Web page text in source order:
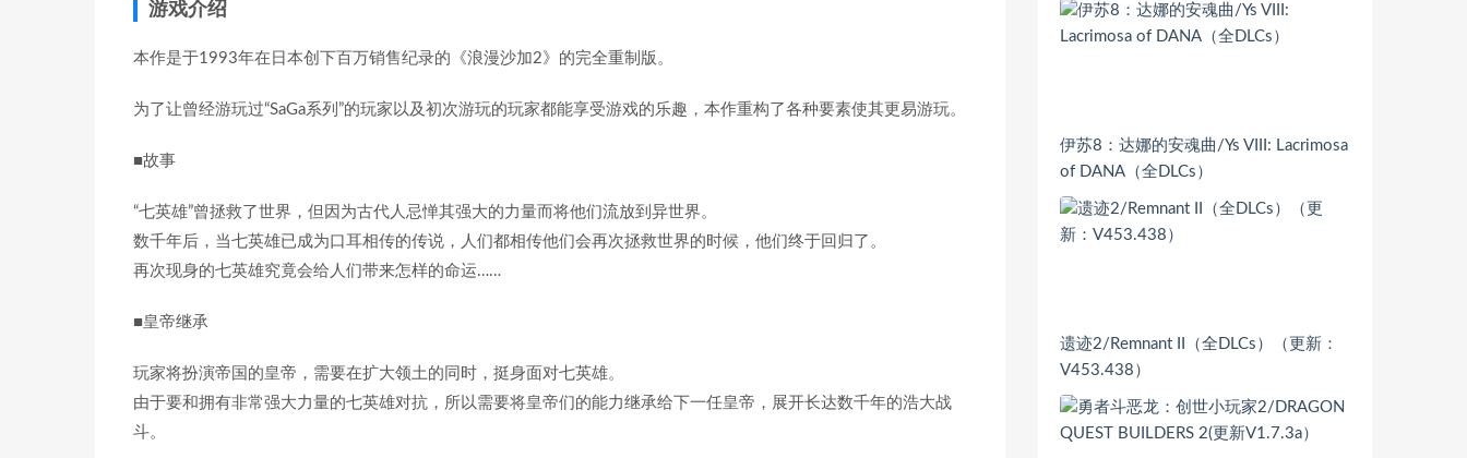
游戏介绍
本作是于1993年在日本创下百万销售纪录的《浪漫沙加2》的完全重制版。
为了让曾经游玩过“SaGa系列”的玩家以及初次游玩的玩家都能享受游戏的乐趣，本作重构了各种要素使其更易游玩。
■故事
“七英雄”曾拯救了世界，但因为古代人忌惮其强大的力量而将他们流放到异世界。
数千年后，当七英雄已成为口耳相传的传说，人们都相传他们会再次拯救世界的时候，他们终于回归了。
再次现身的七英雄究竟会给人们带来怎样的命运……
■皇帝继承
玩家将扮演帝国的皇帝，需要在扩大领土的同时，挺身面对七英雄。
由于要和拥有非常强大力量的七英雄对抗，所以需要将皇帝们的能力继承给下一任皇帝，展开长达数千年的浩大战
斗。
伊苏8：达娜的安魂曲/Ys VIII: Lacrimosa
of DANA（全DLCs）
遗迹2/Remnant II（全DLCs）（更新：
V453.438）